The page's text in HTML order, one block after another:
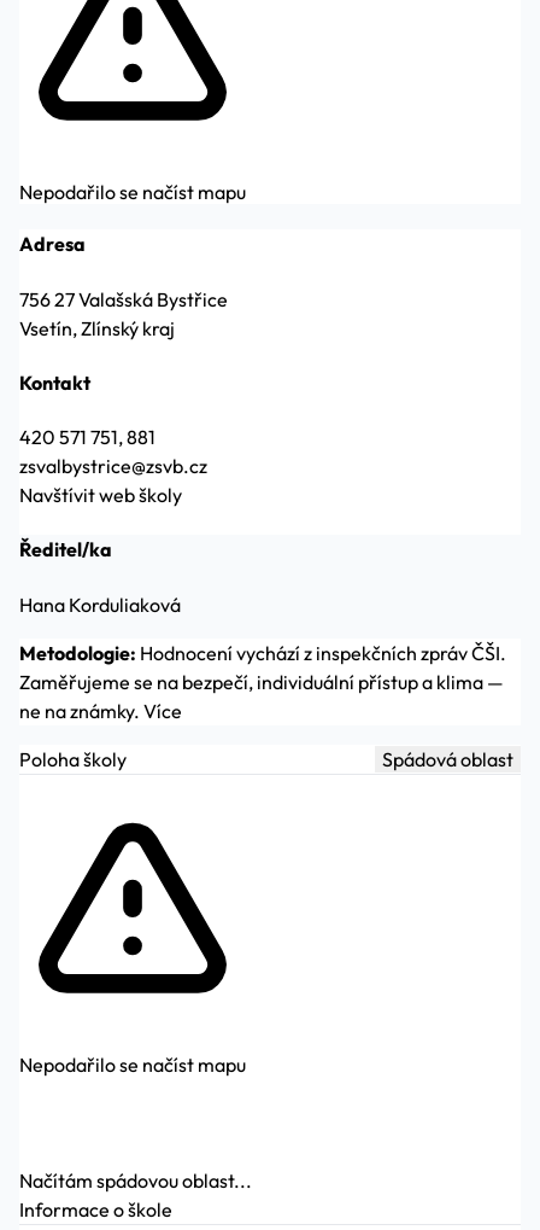
Nepodařilo se načíst mapu
Adresa
756 27 Valašská Bystřice
Vsetín, Zlínský kraj
Kontakt
420 571 751, 881
zsvalbystrice@zsvb.cz
Navštívit web školy
Ředitel/ka
Hana Korduliaková
Metodologie: Hodnocení vychází z inspekčních zpráv ČŠI.
Zaměřujeme se na bezpečí, individuální přístup a klima —
ne na známky. Více
Poloha školy
Spádová oblast
Nepodařilo se načíst mapu
Načítám spádovou oblast...
Informace o škole